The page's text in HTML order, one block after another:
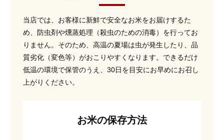
当店では、お客様に新鮮で安全なお米をお届けするた
め、防虫剤や燻蒸処理（殺虫のための消毒）を行ってお
りません。そのため、高温の夏場は虫が発生したり、品
質劣化（変色等）がおこりやすくなります。できるだけ
低温の環境で保管のうえ、30日を目安にお早めにお召し
上がりください。
お米の保存方法